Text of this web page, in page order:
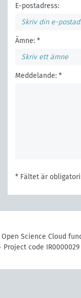
E-postadress:
Ämne: *
Meddelande: *
* Fältet är
Science Cloud
Project code